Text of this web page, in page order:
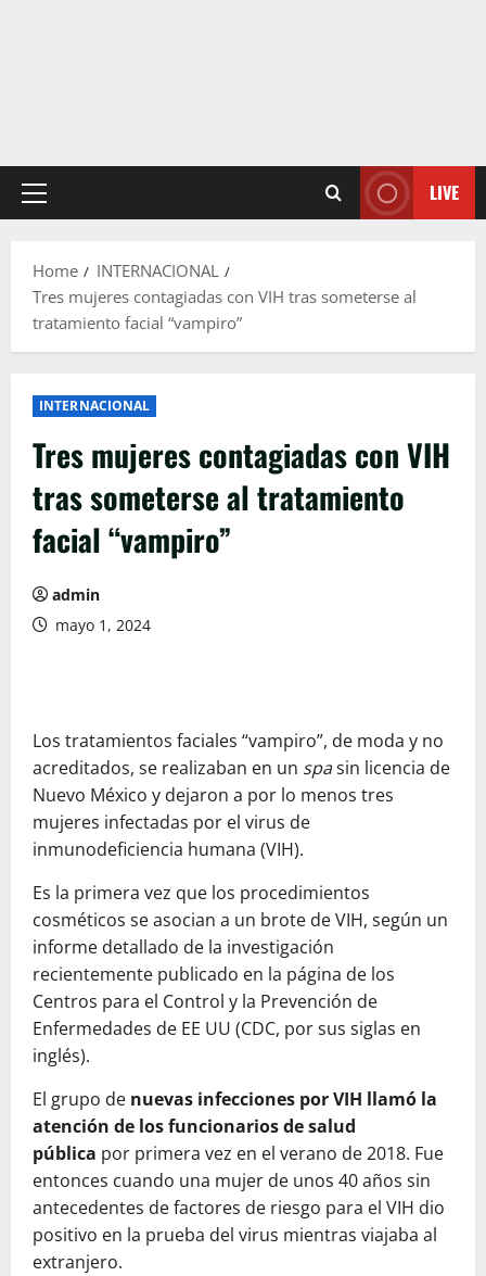
Primary
LIVE
Home
INTERNACIONAL
Tres mujeres contagiadas con VIH tras someterse al
tratamiento facial “vampiro”
INTERNACIONAL
Tres mujeres contagiadas con VIH
tras someterse al tratamiento
facial “vampiro”
admin
mayo 1, 2024
Los tratamientos faciales “vampiro”, de moda y no
acreditados, se realizaban en un spasin licencia de
Nuevo México y dejaron a por lo menos tres
mujeres infectadas por el virus de
inmunodeficiencia humana (VIH).
Es la primera vez que los procedimientos
cosméticos se asocian a un brote de VIH, según un
informe detallado de la investigación
recientemente publicado en la página de los
Centros para el Control y la Prevención de
Enfermedades de EE UU (CDC, por sus siglas en
inglés).
El grupo de nuevas infecciones por VIH llamó la
atención de los funcionarios de salud
pública por primera vez en el verano de 2018. Fue
entonces cuando una mujer de unos 40 años sin
antecedentes de factores de riesgo para el VIH dio
positivo en la prueba del virus mientras viajaba al
extranjero.